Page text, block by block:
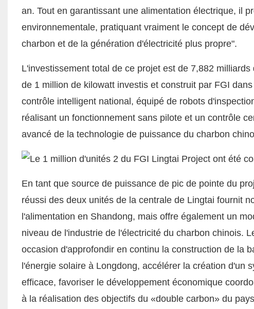
an. Tout en garantissant une alimentation électrique, il
environnementale, pratiquant vraiment le concept de
charbon et de la génération d'électricité plus propre".
L'investissement total de ce projet est de 7,882
de 1 million de kilowatt investis et construit par FGI
contrôle intelligent national, équipé de robots
réalisant un fonctionnement sans pilote et un contrôle
avancé de la technologie de puissance du charbon
En tant que source de puissance de pic de pointe du
réussi des deux unités de la centrale de Lingtai fournit
l'alimentation en Shandong, mais offre également un
niveau de l'industrie de l'électricité du charbon chinois.
occasion d'approfondir en continu la construction de la
l'énergie solaire à Longdong, accélérer la création d'un
efficace, favoriser le développement économique
à la réalisation des objectifs du «double carbon» du